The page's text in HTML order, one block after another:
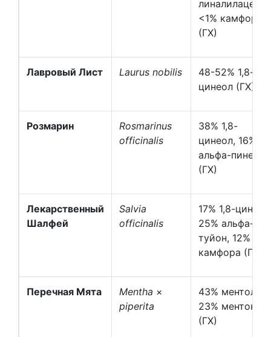
<1% камфора
(ГХ)
Лавровый Лист Laurus nobilis
48-52% 1,8-
цинеол (ГХ)
Розмарин
Rosmarinus
officinalis
38% 1,8-
цинеол, 16%
альфа-пинен
(ГХ)
Лекарственный
Шалфей
Salvia
officinalis
17% 1,8-
25% альфа-
туйон, 12%
камфора (ГХ)
Перечная Мята Mentha ×
piperita
43% ментол,
23% ментон
(ГХ)